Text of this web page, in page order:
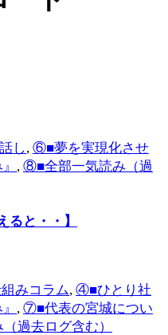
し, ⑥■夢を実現化させ
, ⑧■全部一気読み（過
ると・・】
みコラム, ④■ひとり社
, ⑦■代表の宮城につい
過去ログ含む）